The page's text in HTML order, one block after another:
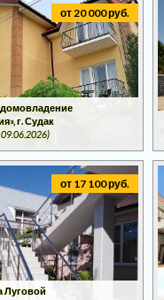
от 20 000 руб.
домовладение
г. Судак
от 17 100 руб.
Луговой